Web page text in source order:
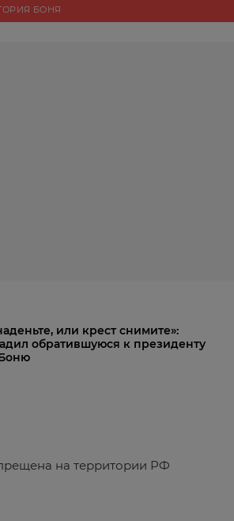
БОНЯ
или крест снимите»:
обратившуюся к президенту
на территории РФ